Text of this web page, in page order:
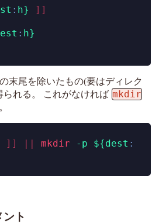
: h}
]]
: h}
末尾を除いたもの(要はディレク
られる。 これがなければ mkdir
]] mkdir -p ${dest :
ト